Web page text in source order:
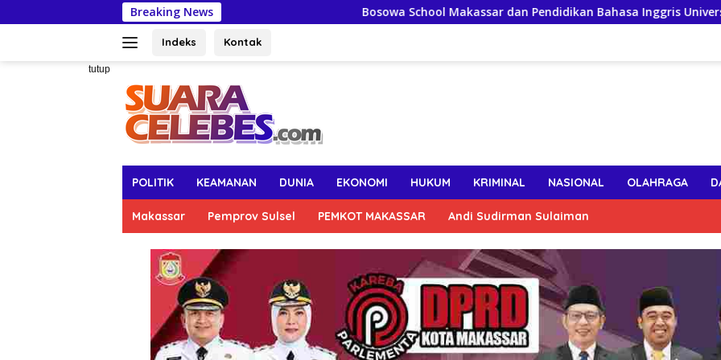
ke
Breaking News Bosowa School Makassar dan Pendidikan Bahasa Inggris Universitas Bosowa
Indeks Kontak
tutup
POLITIK KEAMANAN DUNIA EKONOMI HUKUM KRIMINAL NASIONAL OLAHRAGA
Makassar Pemprov Sulsel PEMKOT MAKASSAR Andi Sudirman Sulaiman